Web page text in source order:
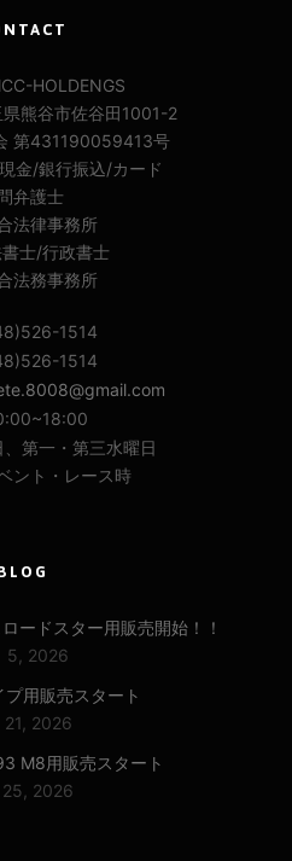
HOLDENGS
熊谷市佐谷田1001-2
第431190059413号
金/銀行振込/カード
弁護士
法律事務所
士/行政書士
法務事務所
1514
1514
第一・第三水曜日
・レース時
ードスター用販売開始！！
5, 2026
プ用販売スタート
21, 2026
M8用販売スタート
2026